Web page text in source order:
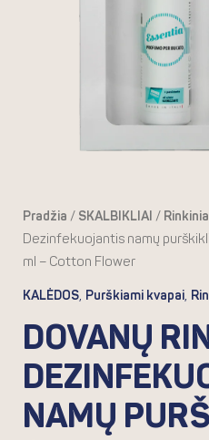
Pradžia / SKALBIKLIAI /
Dezinfekuojantis namų
ml – Cotton Flower
KALĖDOS, Purškiami kvapai,
DOVANŲ
NAMŲ